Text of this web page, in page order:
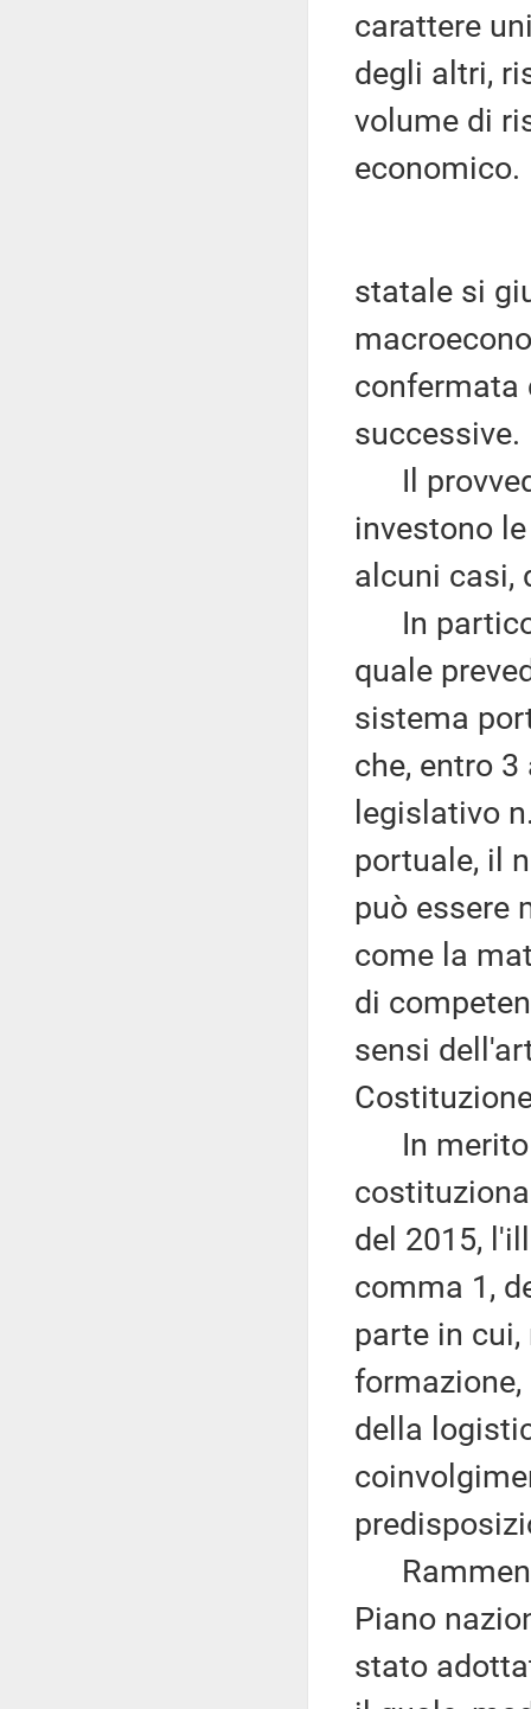
carattere
degli altri,
volume di
economico.
statale si
confermata
successive.
Il
investono
alcuni casi,
In
quale
sistema
che, entro
legislativo
portuale, il
può essere
come la
di
sensi
In merito
del 2015,
comma 1,
parte in
della
Piano
stato